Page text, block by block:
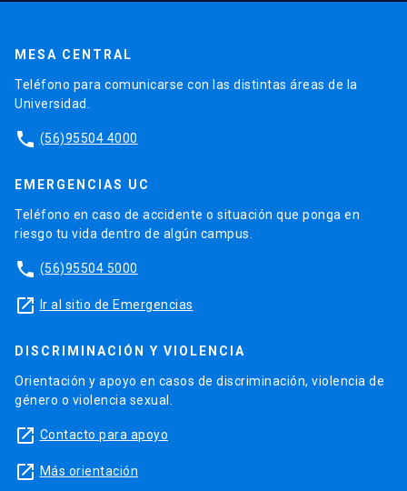
MESA CENTRAL
Teléfono para comunicarse con las distintas áreas de la
Universidad.
phone (56)95504 4000
EMERGENCIAS UC
Teléfono en caso de accidente o situación que ponga en
riesgo tu vida dentro de algún campus.
phone (56)95504 5000
launch Ir al sitio de Emergencias
DISCRIMINACIÓN Y VIOLENCIA
Orientación y apoyo en casos de discriminación, violencia de
género o violencia sexual.
launch Contacto para apoyo
launch Más orientación